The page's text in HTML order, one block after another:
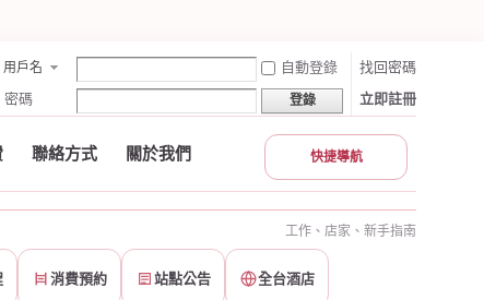
用戶名 自動登錄
找回密碼
密碼
登錄 立即註冊
聯絡方式 關於我們 快捷導航
工作、店家、新手指南
消費預約 站點公告 全台酒店